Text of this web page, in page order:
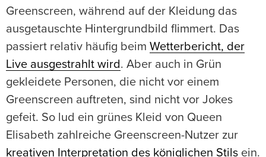
Greenscreen, während auf der Kleidung das
ausgetauschte Hintergrundbild flimmert. Das
passiert relativ häufig beim Wetterbericht, der
Live ausgestrahlt wird . Aber auch in Grün
gekleidete Personen, die nicht vor einem
Greenscreen auftreten, sind nicht vor Jokes
gefeit. So lud ein grünes Kleid von Queen
Elisabeth zahlreiche Greenscreen-Nutzer zur
kreativen Interpretation des königlichen Stils ein.